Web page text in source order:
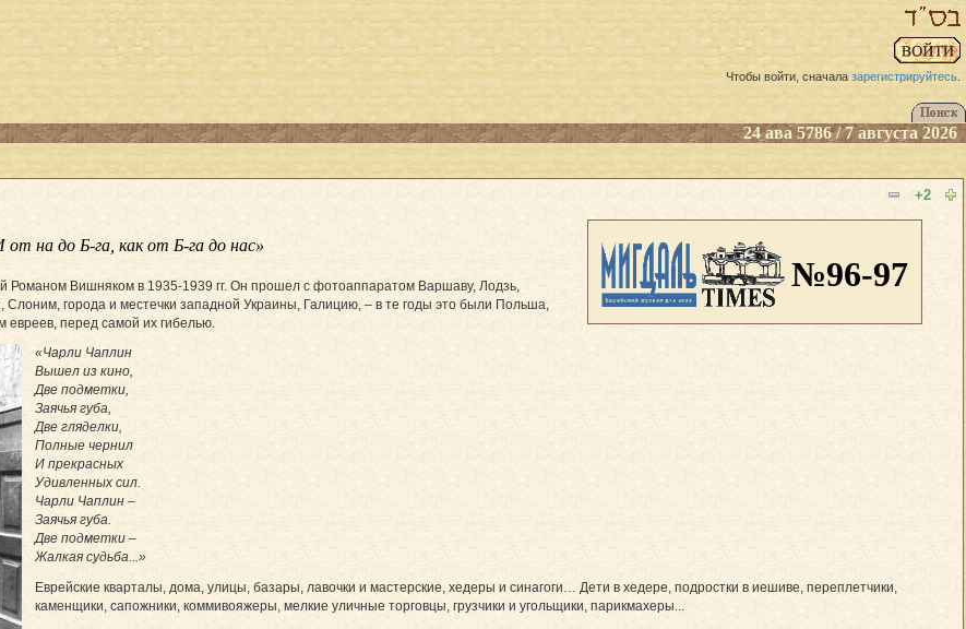
Чтобы войти, сначала зарегистрируйтесь.
24 ава 5786 / 7 августа 2026
+2
№96-97
на до Б-га, как от Б-га до нас»
Романом Вишняком в 1935-1939 гг. Он прошел с фотоаппаратом Варшаву, Лодзь,
Слоним, города и местечки западной Украины, Галицию, – в те годы это были Польша,
перед самой их гибелью.
«Чарли Чаплин
Вышел из кино,
Две подметки,
Заячья губа,
Две гляделки,
Полные чернил
И прекрасных
Удивленных сил.
Чарли Чаплин –
Заячья губа.
Две подметки –
Жалкая судьба...»
Еврейские кварталы, дома, улицы, базары, лавочки и мастерские, хедеры и синагоги… Дети в хедере, подростки в иешиве, переплетчики,
каменщики, сапожники, коммивояжеры, мелкие уличные торговцы, грузчики и угольщики, парикмахеры...